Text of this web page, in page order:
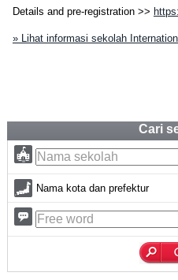
Details and pre-registration >>
» Lihat informasi sekolah
Cari
Nama kota dan prefektur